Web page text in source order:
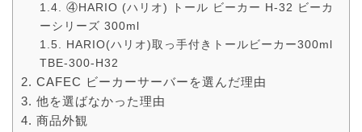
④HARIO (ハリオ) トール ビーカー H-32 ビーカ
ーシリーズ 300ml
HARIO(ハリオ)取っ手付きトールビーカー300ml
TBE-300-H32
CAFEC ビーカーサーバーを選んだ理由
他を選ばなかった理由
商品外観